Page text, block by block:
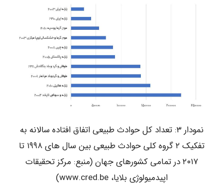
نمودار ۳: تعداد کل حوادث طبیعی اتفاق افتاده سالانه به
تفکیک ۲ گروه کلی حوادث طبیعی بین سال های ۱۹۹۸ تا
۲۰۱۷ در تمامی کشورهای جهان (منبع: مرکز تحقیقات
اپیدمیولوژی بلایا، www.cred.be)